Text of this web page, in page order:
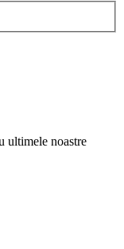
ultimele noastre